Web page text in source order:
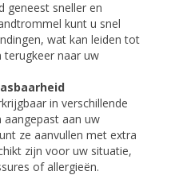
geneest sneller en
kunt u snel
wat kan leiden tot
terugkeer naar uw
in verschillende
aan uw
ze aanvullen met extra
zijn voor uw situatie,
of allergieën.